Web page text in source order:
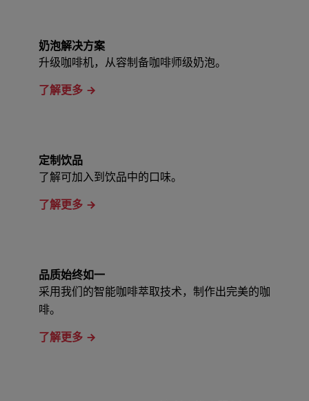
奶泡解决方案
升级咖啡机，从容制备咖啡师级奶泡。
了解更多
定制饮品
了解可加入到饮品中的口味。
了解更多
品质始终如一
采用我们的智能咖啡萃取技术，制作出完美的咖
啡。
了解更多